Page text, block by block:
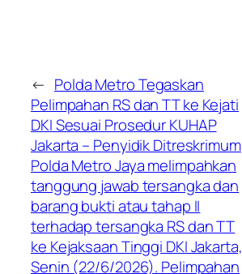
← Polda Metro Tegaskan
Pelimpahan RS dan TT ke Kejati
DKI Sesuai Prosedur KUHAP
Jakarta – Penyidik Ditreskrimum
Polda Metro Jaya melimpahkan
tanggung jawab tersangka dan
barang bukti atau tahap II
terhadap tersangka RS dan TT
ke Kejaksaan Tinggi DKI Jakarta,
Senin (22/6/2026). Pelimpahan